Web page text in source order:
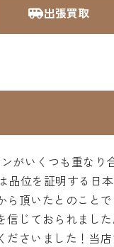
出張買取
がいくつも重な
品位を証明する日
頂いたとのこと
じておられまし
さいました！当